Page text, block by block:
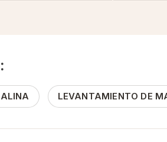
LEVANTAMIENTO DE